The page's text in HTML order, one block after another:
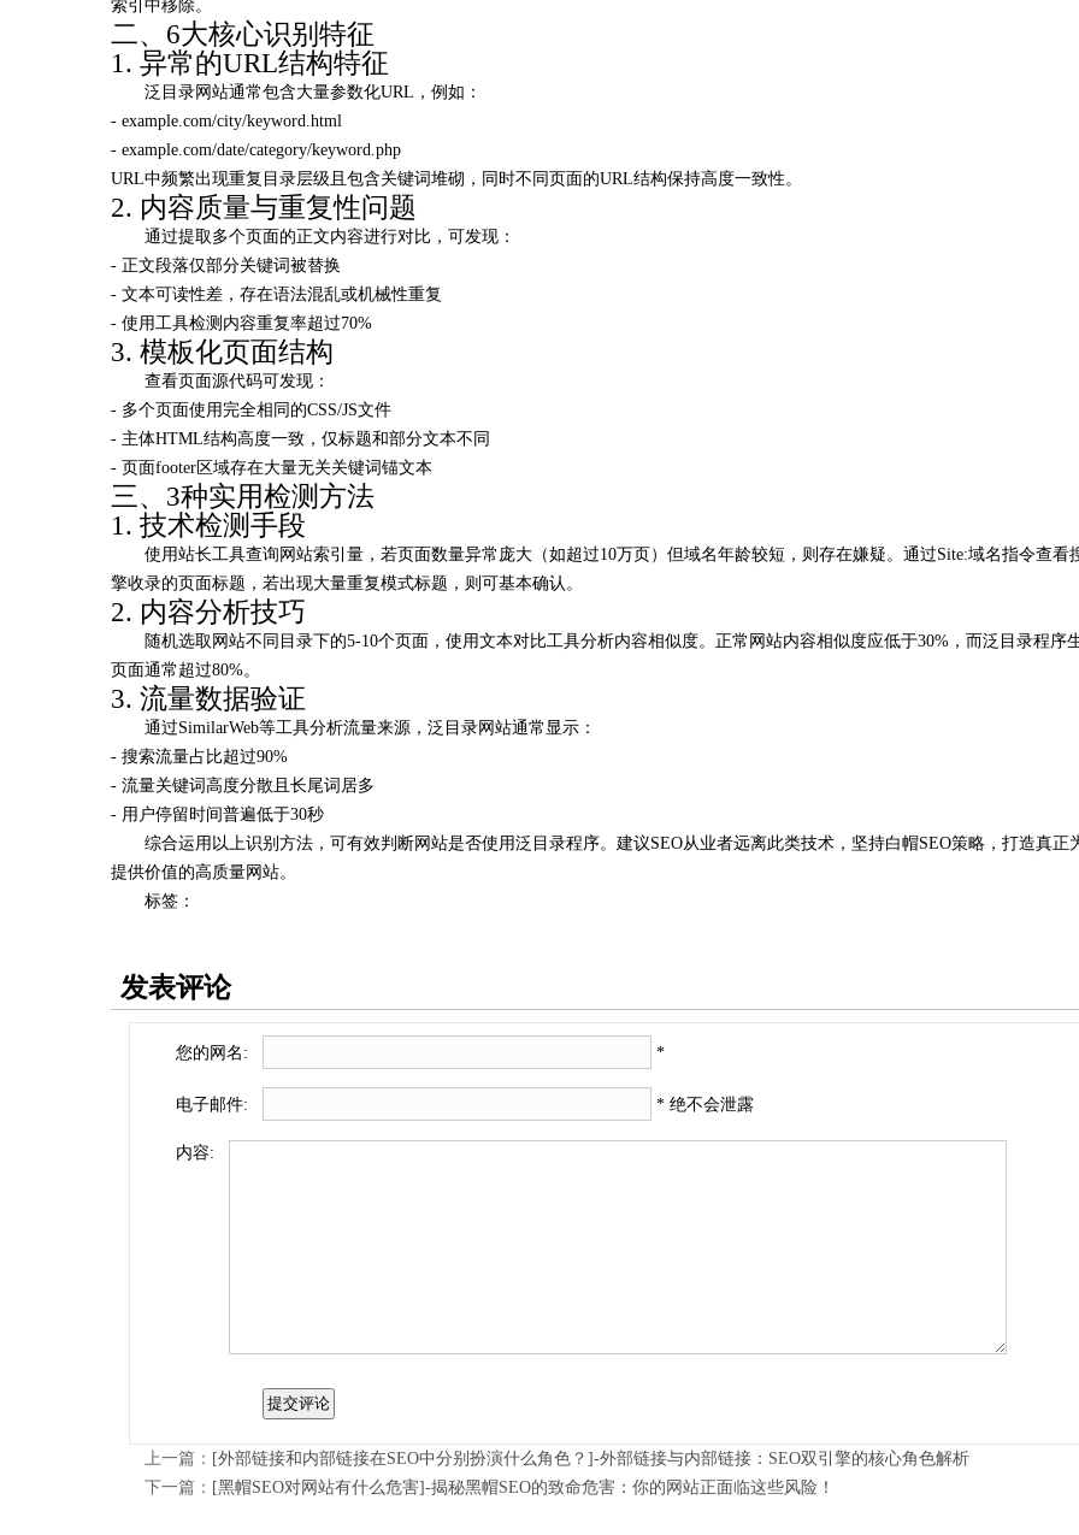
索引中移除。
二、6大核心识别特征
1. 异常的URL结构特征
泛目录网站通常包含大量参数化URL，例如：
- example.com/city/keyword.html
- example.com/date/category/keyword.php
URL中频繁出现重复目录层级且包含关键词堆砌，同时不同页面的URL结构保持高度一致性。
2. 内容质量与重复性问题
通过提取多个页面的正文内容进行对比，可发现：
- 正文段落仅部分关键词被替换
- 文本可读性差，存在语法混乱或机械性重复
- 使用工具检测内容重复率超过70%
3. 模板化页面结构
查看页面源代码可发现：
- 多个页面使用完全相同的CSS/JS文件
- 主体HTML结构高度一致，仅标题和部分文本不同
- 页面footer区域存在大量无关关键词锚文本
三、3种实用检测方法
1. 技术检测手段
使用站长工具查询网站索引量，若页面数量异常庞大（如超过10万页）但域名年龄较短，则存在嫌疑。通过Site:域名指令查看
擎收录的页面标题，若出现大量重复模式标题，则可基本确认。
2. 内容分析技巧
随机选取网站不同目录下的5-10个页面，使用文本对比工具分析内容相似度。正常网站内容相似度应低于30%，而泛目录程序
页面通常超过80%。
3. 流量数据验证
通过SimilarWeb等工具分析流量来源，泛目录网站通常显示：
- 搜索流量占比超过90%
- 流量关键词高度分散且长尾词居多
- 用户停留时间普遍低于30秒
综合运用以上识别方法，可有效判断网站是否使用泛目录程序。建议SEO从业者远离此类技术，坚持白帽SEO策略，打造真正
提供价值的高质量网站。
标签：
发表评论
您的网名: *
电子邮件: * 绝不会泄露
内容:
上一篇： [外部链接和内部链接在SEO中分别扮演什么角色？]-外部链接与内部链接：SEO双引擎的核心角色解析
下一篇： [黑帽SEO对网站有什么危害]-揭秘黑帽SEO的致命危害：你的网站正面临这些风险！